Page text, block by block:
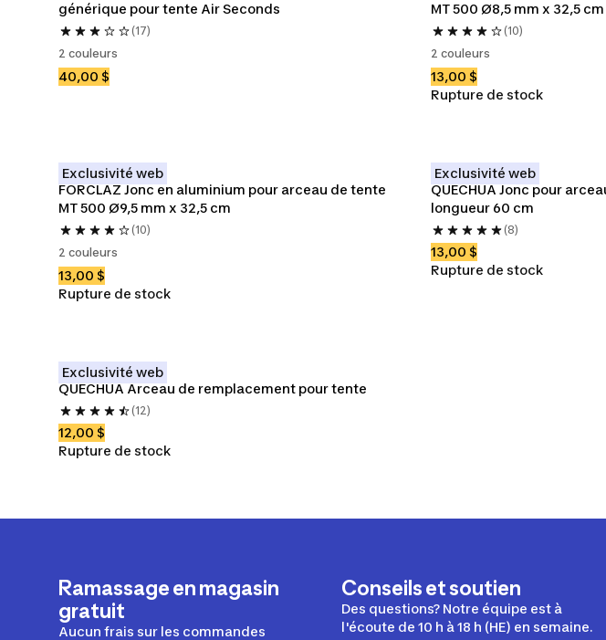
générique pour tente Air Seconds
(17)
2 couleurs
40,00 $
MT 500 Ø8,5 mm x 32,5 cm
(10)
2 couleurs
13,00 $
Rupture de stock
Exclusivité web
FORCLAZ Jonc en aluminium pour arceau de tente
MT 500 Ø9,5 mm x 32,5 cm
(10)
2 couleurs
13,00 $
Rupture de stock
Exclusivité web
QUECHUA Jonc pour
longueur 60 cm
(8)
13,00 $
Rupture de stock
Exclusivité web
(12)
12,00 $
Rupture de stock
Ramassage en magasin
gratuit
Aucun frais sur les commandes
Conseils et soutien
Des questions? Notre équipe est à
l'écoute de 10 h à 18 h (HE) en semaine.